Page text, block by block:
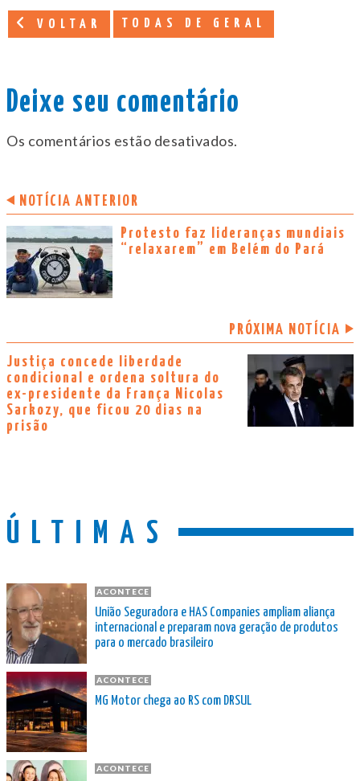
VOLTAR TODAS DE GERAL
Deixe seu comentário
Os comentários estão desativados.
NOTÍCIA ANTERIOR
Protesto faz lideranças mundiais
“relaxarem” em Belém do Pará
PRÓXIMA NOTÍCIA
Justiça concede liberdade
condicional e ordena soltura do
ex-presidente da França Nicolas
Sarkozy, que ficou 20 dias na
prisão
ÚLTIMAS
ACONTECE
União Seguradora e HAS Companies ampliam aliança
internacional e preparam nova geração de produtos
para o mercado brasileiro
ACONTECE
MG Motor chega ao RS com DRSUL
ACONTECE